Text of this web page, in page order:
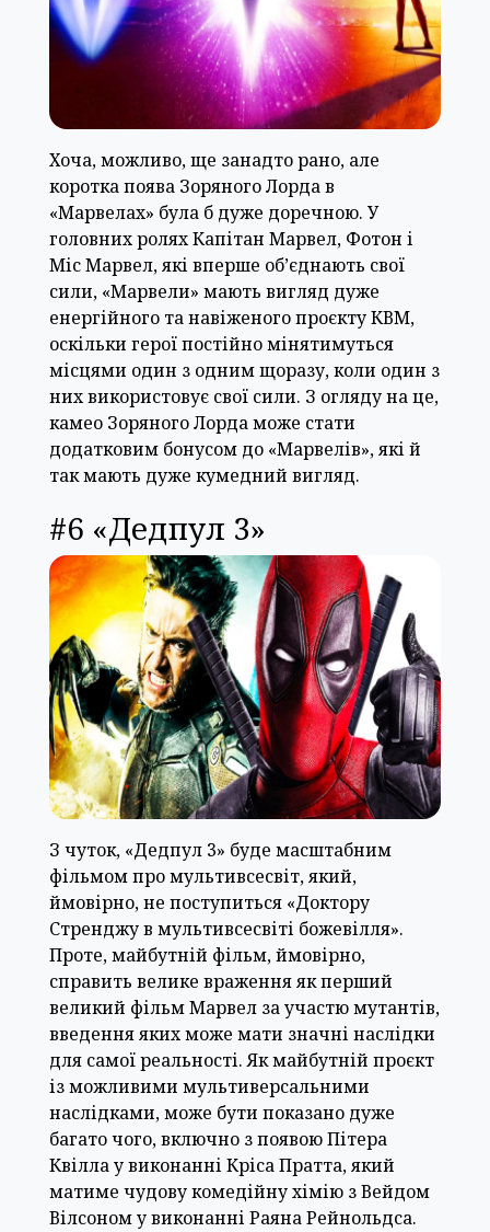
Хоча, можливо, ще занадто рано, але
коротка поява Зоряного Лорда в
«Марвелах» була б дуже доречною. У
головних ролях Капітан Марвел, Фотон і
Міс Марвел, які вперше об’єднають свої
сили, «Марвели» мають вигляд дуже
енергійного та навіженого проєкту КВМ,
оскільки герої постійно мінятимуться
місцями один з одним щоразу, коли один з
них використовує свої сили. З огляду на це,
камео Зоряного Лорда може стати
додатковим бонусом до «Марвелів», які й
так мають дуже кумедний вигляд.
#6 «Дедпул 3»
З чуток, «Дедпул 3» буде масштабним
фільмом про мультивсесвіт, який,
ймовірно, не поступиться «Доктору
Стренджу в мультивсесвіті божевілля».
Проте, майбутній фільм, ймовірно,
справить велике враження як перший
великий фільм Марвел за участю мутантів,
введення яких може мати значні наслідки
для самої реальності. Як майбутній проєкт
із можливими мультиверсальними
наслідками, може бути показано дуже
багато чого, включно з появою Пітера
Квілла у виконанні Кріса Пратта, який
матиме чудову комедійну хімію з Вейдом
Вілсоном у виконанні Раяна Рейнольдса.